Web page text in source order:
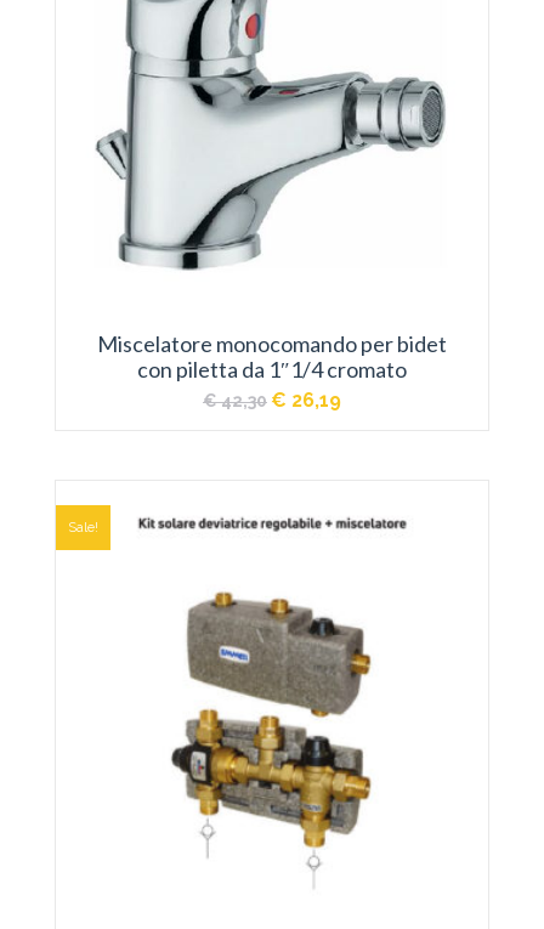
Miscelatore monocomando per bidet
con piletta da 1″1/4 cromato
€42,30 Il
€ 26,19Il
Sale!